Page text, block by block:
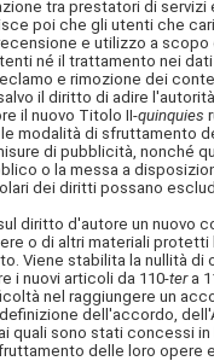
tra prestatori di
poi che gli utenti che
e utilizzo a
né il trattamento nei dati
e rimozione dei
il diritto di adire l'autorità
il nuovo Titolo II-quinquies
di sfruttamento
di pubblicità, nonché
o la messa a
dei diritti possano
diritto d'autore un nuovo
o di altri materiali
Viene stabilita la nullità di
i nuovi articoli da 110-tera
nel raggiungere un
dell'accordo,
quali sono stati concessi
delle loro